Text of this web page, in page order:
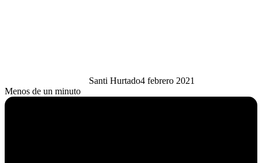
Santi Hurtado4 febrero 2021
Menos de un minuto